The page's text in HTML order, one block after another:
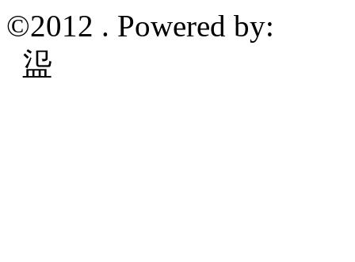
©2012 . Powered by:
䀀